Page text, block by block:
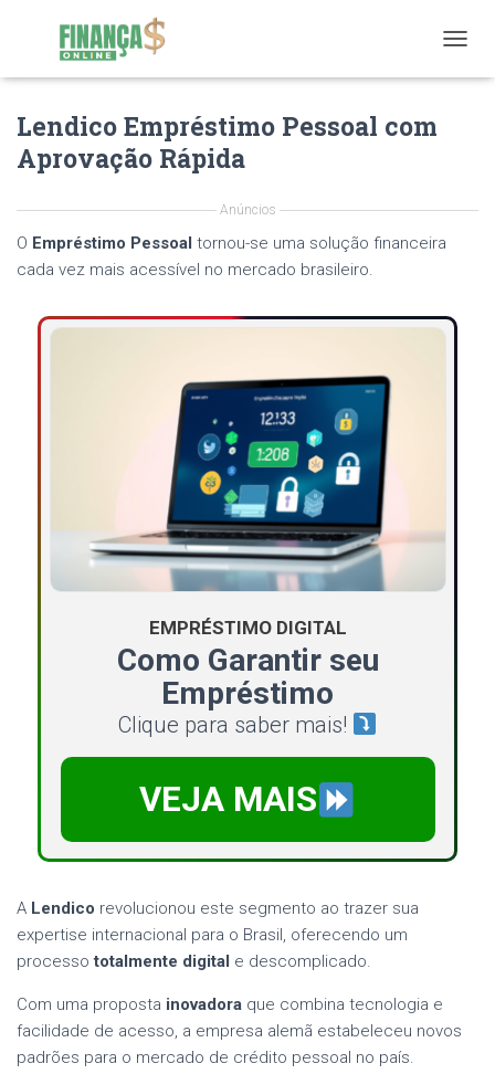
O
I
Lendico Empréstimo Pessoal com
Aprovação Rápida
Anúncios
O Empréstimo Pessoal tornou-se uma solução financeira
cada vez mais acessível no mercado brasileiro.
EMPRÉSTIMO DIGITAL
Como Garantir seu
Empréstimo
Clique para saber mais!
VEJA MAIS
A Lendico revolucionou este segmento ao trazer sua
expertise internacional para o Brasil, oferecendo um
processototalmente digital e descomplicado.
Com uma proposta inovadora que combina tecnologia e
facilidade de acesso, a empresa alemã estabeleceu novos
padrões para o mercado de crédito pessoal no país.